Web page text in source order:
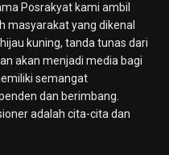
Posrakyat kami ambil
masyarakat yang dikenal
kuning, tanda tunas dari
akan menjadi media bagi
semangat
dan berimbang.
adalah cita-cita dan